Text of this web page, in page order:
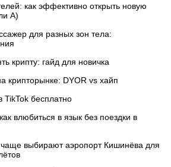
как эффективно открыть новую
А)
для разных зон тела:
крипту: гайд для новичка
крипторынке: DYOR vs хайп
TikTok бесплатно
влюбиться в язык без поездки в
выбирают аэропорт Кишинёва для